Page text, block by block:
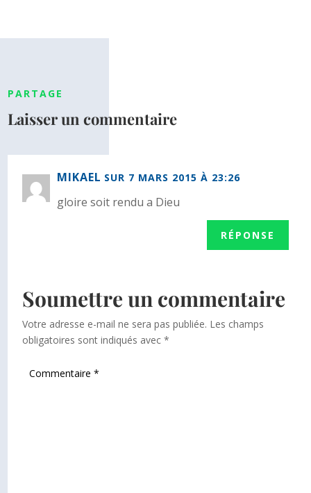
PARTAGE
Laisser un commentaire
MIKAEL SUR 7 MARS 2015 À 23:26
gloire soit rendu a Dieu
RÉPONSE
Soumettre un commentaire
Votre adresse e-mail ne sera pas publiée. Les champs
obligatoires sont indiqués avec*